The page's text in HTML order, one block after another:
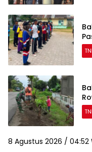
8 Agustus 2026 / 04:52